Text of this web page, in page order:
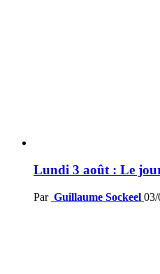
Lundi 3 août : Le
Par Guillaume Sockeel 03/